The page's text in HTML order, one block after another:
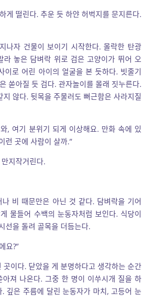
게 떨린다. 추운 듯 하얀 허벅지를 문지른다.
나자 건물이 보이기 시작한다. 몰락한 탄광
라 놓은 담벼락 위로 검은 고양이가 뛰어 오
이로 어린 아이의 얼굴을 본 듯하다. 빗줄기
쏟아질 듯 검다. 관자놀이를 몰래 짓누른다.
지 않다. 뒷목을 주물러도 뻐근함은 사라지질
, 여기 분위기 되게 이상해요. 만화 속에 있
런 곳에 사람이 살까.”
지작거린다.
비 때문만은 아닌 것 같다. 담벼락을 기어
물들어 수백의 눈동자처럼 보인다. 식당이
선을 돌려 골목을 더듬는다.
요?”
곳이다. 닫았을 게 분명하다고 생각하는 순간
져 나온다. 그중 한 명이 이쑤시개 질을 하
깊은 주름에 달린 눈동자가 마치, 고등어 눈